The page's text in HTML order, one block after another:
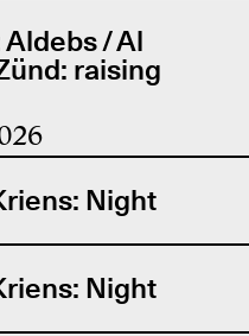
/ Al
raising
Night
Night